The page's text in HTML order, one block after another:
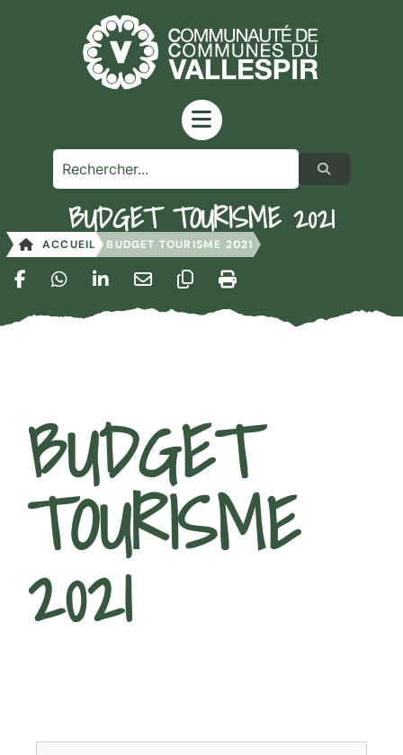
BUDGET TOURISME 2021
ACCUEIL BUDGET TOURISME 2021
BUDGET
TOURISME
2021